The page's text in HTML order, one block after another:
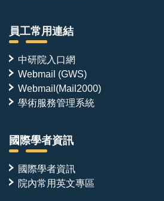
員工常用連結
中研院入口網
Webmail (GWS)
Webmail(Mail2000)
學術服務管理系統
國際學者資訊
國際學者資訊
院內常用英文專區